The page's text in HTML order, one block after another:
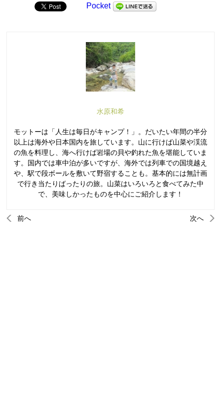
Pocket
水原和希
モットーは「人生は毎日がキャンプ！」。だいたい年間の半分
以上は海外や日本国内を旅しています。山に行けば山菜や渓流
の魚を料理し、海へ行けば岩場の貝や釣れた魚を堪能していま
す。国内では車中泊が多いですが、海外では列車での国境越え
や、駅で段ボールを敷いて野宿することも。基本的には無計画
で行き当たりばったりの旅。山菜はいろいろと食べてみた中
で、美味しかったものを中心にご紹介します！
前へ 次へ